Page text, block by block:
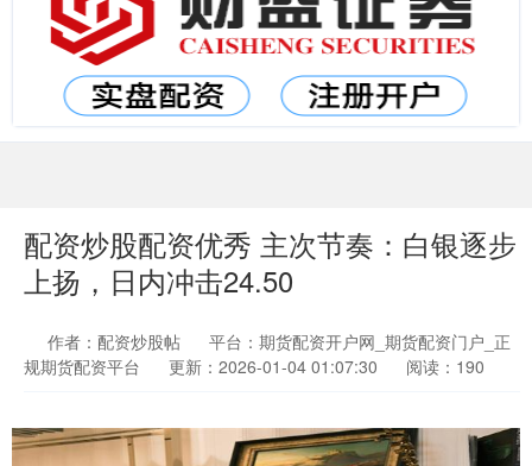
配资炒股配资优秀 主次节奏：白银逐步
上扬，日内冲击24.50
作者：配资炒股帖
平台：期货配资开户网_期货配资门户_正
规期货配资平台
更新：2026-01-04 01:07:30 阅读：190